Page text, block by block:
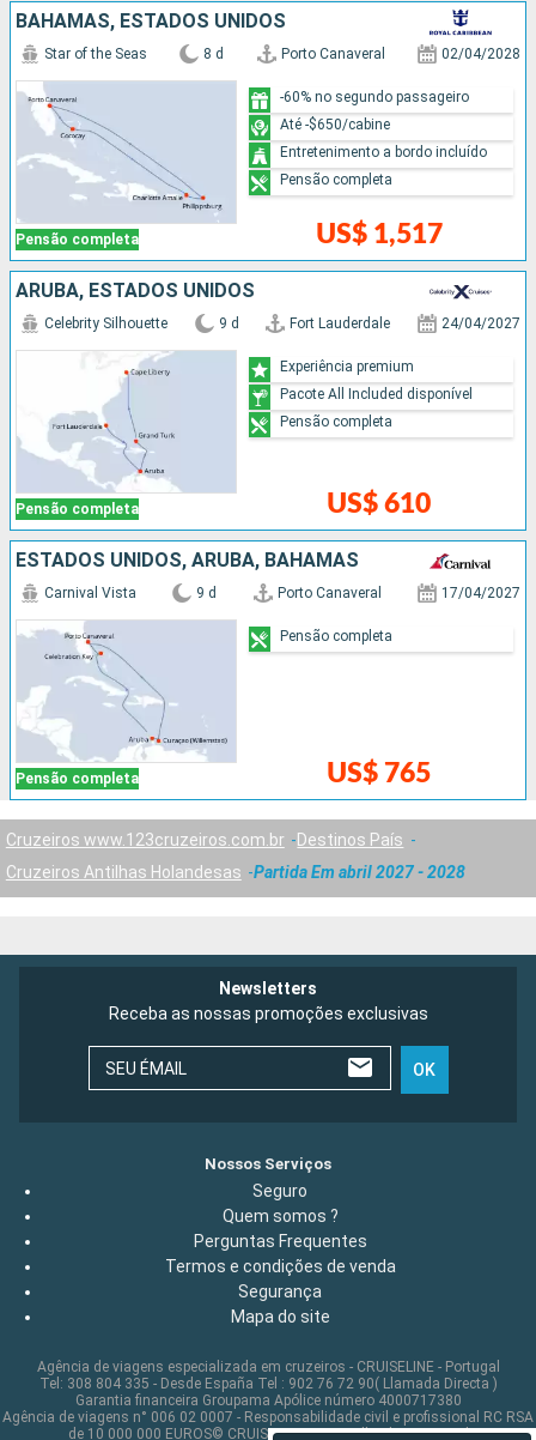
BAHAMAS, ESTADOS UNIDOS
Pensão completa
Star of the Seas 8 d Porto Canaveral 02/04/2028
US$ 1,517
-60% no segundo passageiro
Até -$650/cabine
Entretenimento a bordo incluído
Pensão completa
ARUBA, ESTADOS UNIDOS
Pensão completa
Celebrity Silhouette 9 d Fort Lauderdale 24/04/2027
US$ 610
Experiência premium
Pacote All Included disponível
Pensão completa
ESTADOS UNIDOS, ARUBA, BAHAMAS
Pensão completa
Carnival Vista 9 d Porto Canaveral 17/04/2027
US$ 765
Pensão completa
Cruzeiros www.123cruzeiros.com.br
Destinos País
Cruzeiros Antilhas Holandesas
Partida Em abril 2027 - 2028
Newsletters
Receba as nossas promoções exclusivas
SEU ÉMAIL OK
Nossos Serviços
Seguro
Quem somos ?
Perguntas Frequentes
Termos e condições de venda
Segurança
Mapa do site
Agência de viagens especializada em cruzeiros - CRUISELINE - Portugal
Tel: 308 804 335 - Desde España Tel : 902 76 72 90( Llamada Directa )
Garantia financeira Groupama Apólice número 4000717380
Agência de viagens n° 006 02 0007 - Responsabilidade civil e profissional RC RSA
de 10 000 000 EUROS© CRUISELINE 2026 - all rights reserved